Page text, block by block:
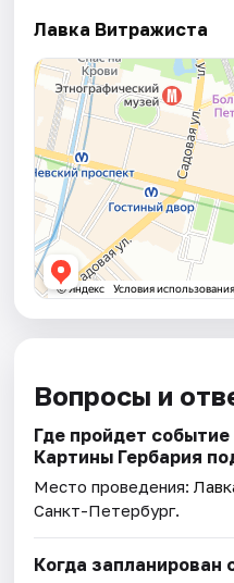
Лавка Витражиста
Вопросы и
Где пройдет
Картины Гербария
Место проведения:
Санкт-Петербург.
Когда запланирован